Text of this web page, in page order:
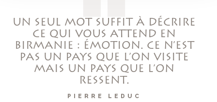
UN SEUL MOT SUFFIT À DÉCRIRE
CE QUI VOUS ATTEND EN
BIRMANIE : ÉMOTION. CE N’EST
PAS UN PAYS QUE L’ON VISITE
MAIS UN PAYS QUE L’ON
RESSENT.
PIERRE LEDUC